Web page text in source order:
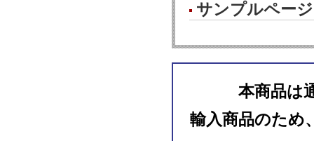
サンプルページ
本商品は
輸入商品のため